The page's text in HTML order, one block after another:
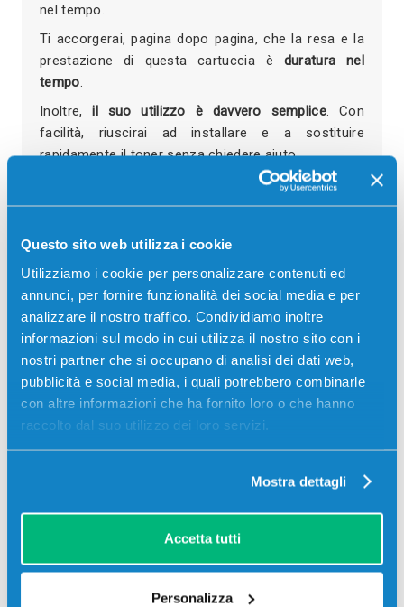
Questo sito web utilizza i cookie
Utilizziamo i cookie per personalizzare contenuti ed
annunci, per fornire funzionalità dei social media e per
analizzare il nostro traffico. Condividiamo inoltre
informazioni sul modo in cui utilizza il nostro sito con i
nostri partner che si occupano di analisi dei dati web,
pubblicità e social media, i quali potrebbero combinarle
con altre informazioni che ha fornito loro o che hanno
raccolto dal suo utilizzo dei loro servizi.
Mostra dettagli
Accetta tutti
Personalizza
nel tempo.
Ti accorgerai, pagina dopo pagina, che la resa e la
prestazione di questa cartuccia è duratura nel
tempo.
Inoltre,il suo utilizzo è davvero semplice. Con
facilità, riuscirai ad installare e a sostituire
rapidamente il toner senza chiedere aiuto.
Potrai affidarti tranquillamente all'utilizzo del toner
compatibile HP CF283A colore nero perché è stato
dell'aria che ti circonda.
Recensioni